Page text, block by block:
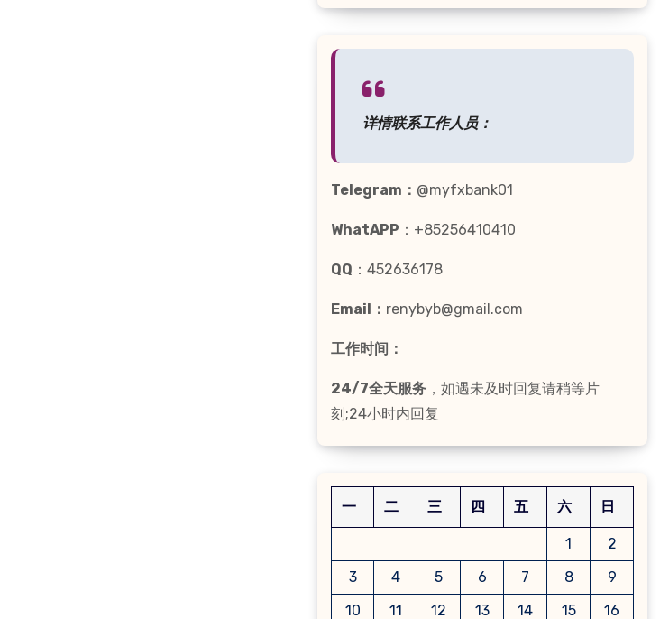
详情联系工作人员：
Telegram： @myfxbank01
WhatAPP ：+85256410410
QQ ：452636178
Email： renybyb@gmail.com
工作时间：
24/7全天服务 ，如遇未及时回复请稍等片
刻;24小时内回复
一 二 三 四 五 六 日
1
2
3
4 5 6 7 8
9
10
11 12 13 14 15 16